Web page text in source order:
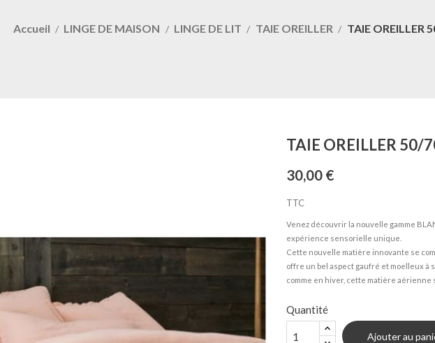
Accueil LINGE DE MAISON LINGE DE LIT TAIE OREILLER TAIE OREILLER
TAIE OREILLER 50/
30,00 €
TTC
Venez découvrir la nouvelle gamme
expérience sensorielle unique.
Cette nouvelle matière innovante se
offre un bel aspect gaufré et moelleux à
comme en hiver, cette matière aérienne
Quantité
Ajouter au